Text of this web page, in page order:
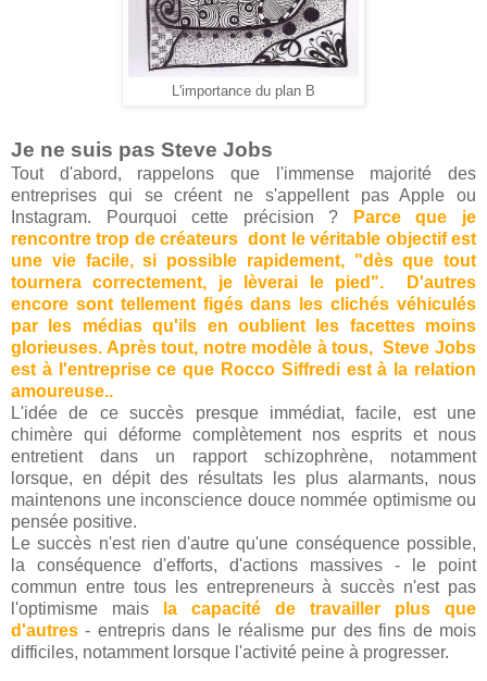
L'importance du plan B
Je ne suis pas Steve Jobs
Tout d'abord, rappelons que l'immense majorité des
entreprises qui se créent ne s'appellent pas Apple ou
Instagram. Pourquoi cette précision ?
Parce que je
rencontre trop de créateurs dont le véritable objectif est
une vie facile, si possible rapidement, "dès que tout
tournera correctement, je lèverai le pied". D'autres
encore sont tellement figés dans les clichés véhiculés
par les médias qu'ils en oublient les facettes moins
glorieuses. Après tout, notre modèle à tous, Steve Jobs
est à l'entreprise ce que Rocco Siffredi est à la relation
amoureuse..
L'idée de ce succès presque immédiat, facile, est une
chimère qui déforme complètement nos esprits et nous
entretient dans un rapport schizophrène, notamment
lorsque, en dépit des résultats les plus alarmants, nous
maintenons une inconscience douce nommée optimisme ou
pensée positive.
Le succès n'est rien d'autre qu'une conséquence possible,
la conséquence d'efforts, d'actions massives - le point
commun entre tous les entrepreneurs à succès n'est pas
l'optimisme mais
la capacité de travailler plus que
d'autres - entrepris dans le réalisme pur des fins de mois
difficiles, notamment lorsque l'activité peine à progresser.